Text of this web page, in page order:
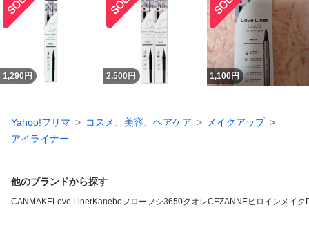
1,290 円 2,500 円 1,100円
Yahoo!フリマ コスメ、美容、ヘアケア
メイクアップ
アイライナー
他のブランドから探す
CANMAKELove LinerKaneboフローフシ3650クオレCEZANNEヒロインメイク